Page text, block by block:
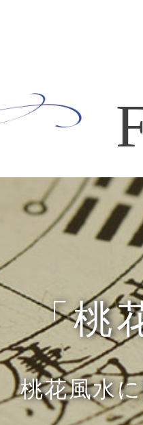
「桃
桃花風水